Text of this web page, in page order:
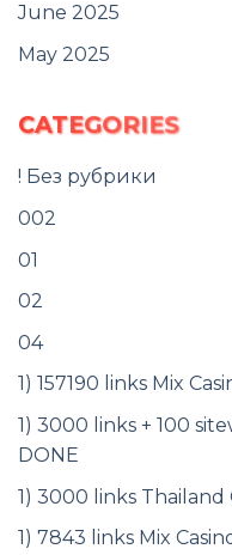
June 2025
May 2025
CATEGORIES
! Без рубрики
002
01
02
04
1) 157190 links Mix
1) 3000 links + 100
DONE
1) 3000 links Thailand
1) 7843 links Mix